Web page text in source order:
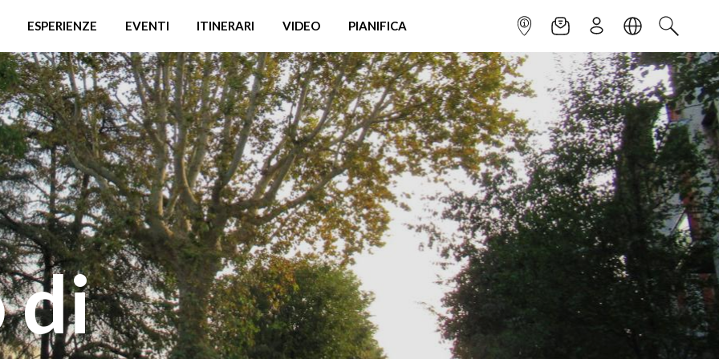
ESPERIENZE EVENTI ITINERARI VIDEO PIANIFICA INFOPOINTNEWSLETTER
ISCRIVITILINGUACERCA
di